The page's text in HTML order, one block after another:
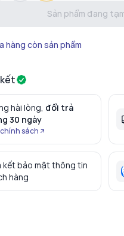
Sản phẩm đang
hàng còn sản phẩm
kết
hài lòng, đổi trả
30 ngày
sách
kết bảo mật thông tin
hàng